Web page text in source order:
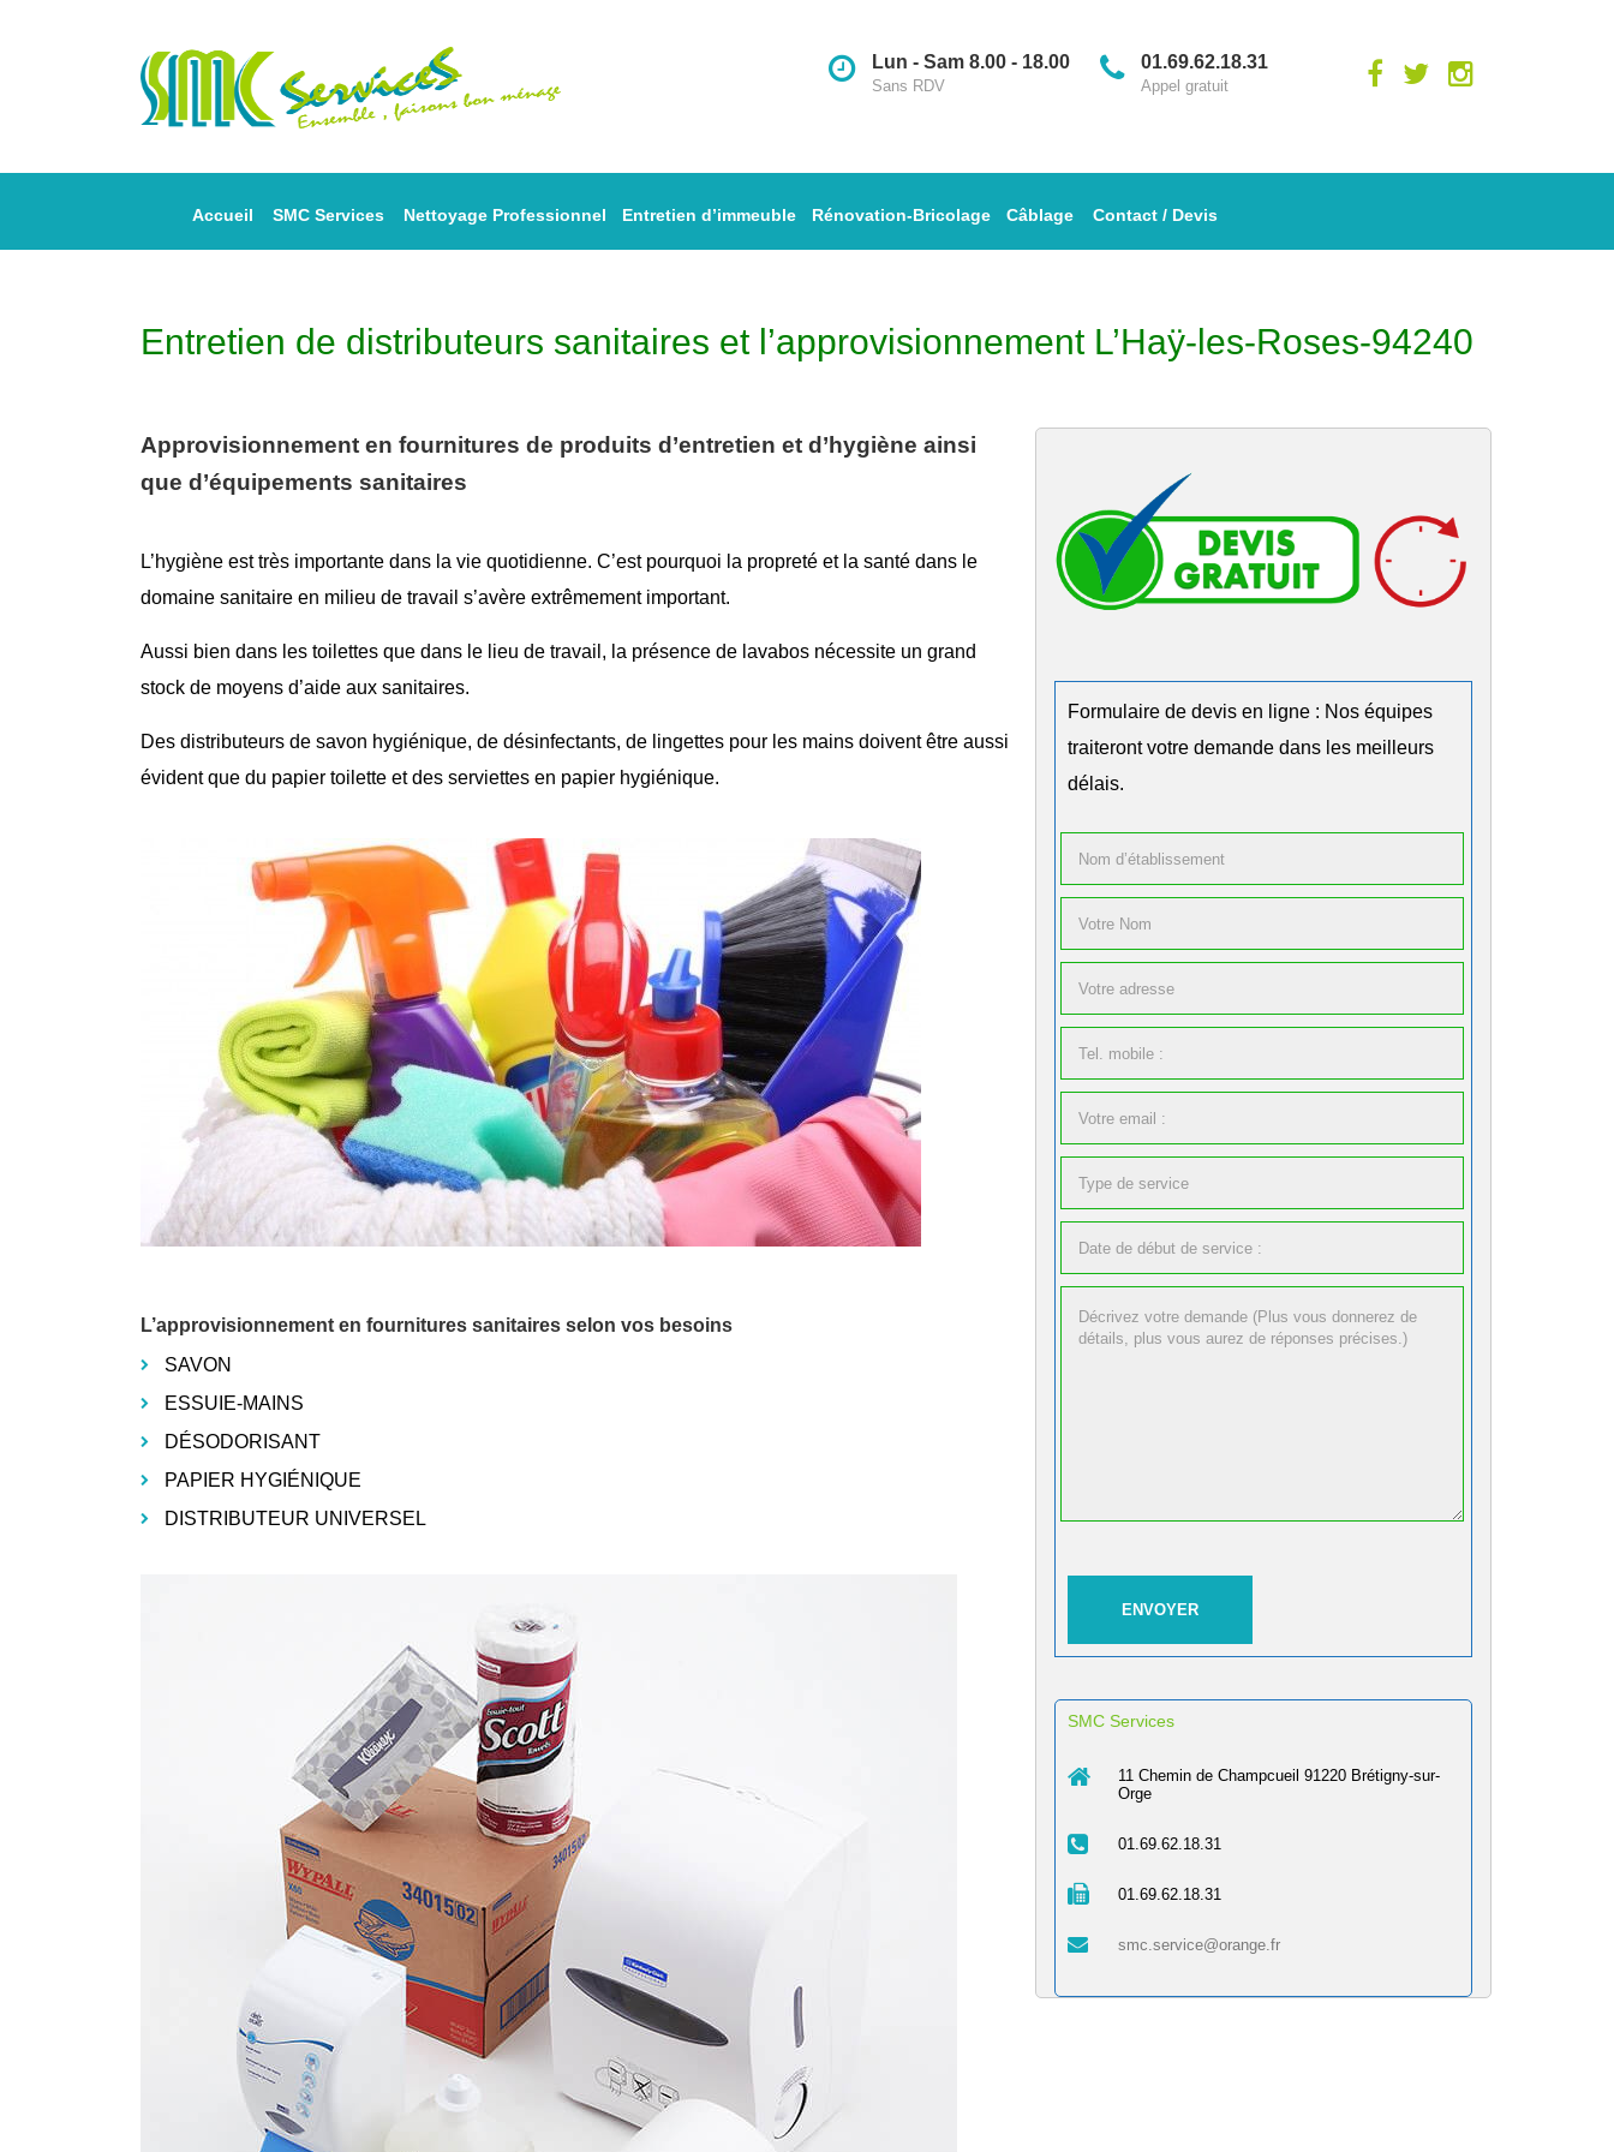
01.69.62.18.31
Appel gratuit
Lun - Sam 8.00 - 18.00
Sans RDV
Accueil SMC Services Nettoyage Professionnel Entretien d’immeuble Rénovation-Bricolage Câblage Contact / Devis
Entretien de distributeurs sanitaires et l’approvisionnement L’Haÿ-les-Roses-94240
Approvisionnement en fournitures de produits d’entretien et d’hygiène ainsi
que d’équipements sanitaires
L’hygiène est très importante dans la vie quotidienne. C’est pourquoi la propreté et la santé dans le
domaine sanitaire en milieu de travail s’avère extrêmement important.
Aussi bien dans les toilettes que dans le lieu de travail, la présence de lavabos nécessite un grand
stock de moyens d’aide aux sanitaires.
Des distributeurs de savon hygiénique, de désinfectants, de lingettes pour les mains doivent être aussi
évident que du papier toilette et des serviettes en papier hygiénique.
L’approvisionnement en fournitures sanitaires selon vos besoins
SAVON
ESSUIE-MAINS
DÉSODORISANT
PAPIER HYGIÉNIQUE
DISTRIBUTEUR UNIVERSEL
Formulaire de devis en ligne : Nos équipes
traiteront votre demande dans les meilleurs
délais.
SMC Services
11 Chemin de Champcueil 91220 Brétigny-sur-
Orge
01.69.62.18.31
01.69.62.18.31
smc.service@orange.fr